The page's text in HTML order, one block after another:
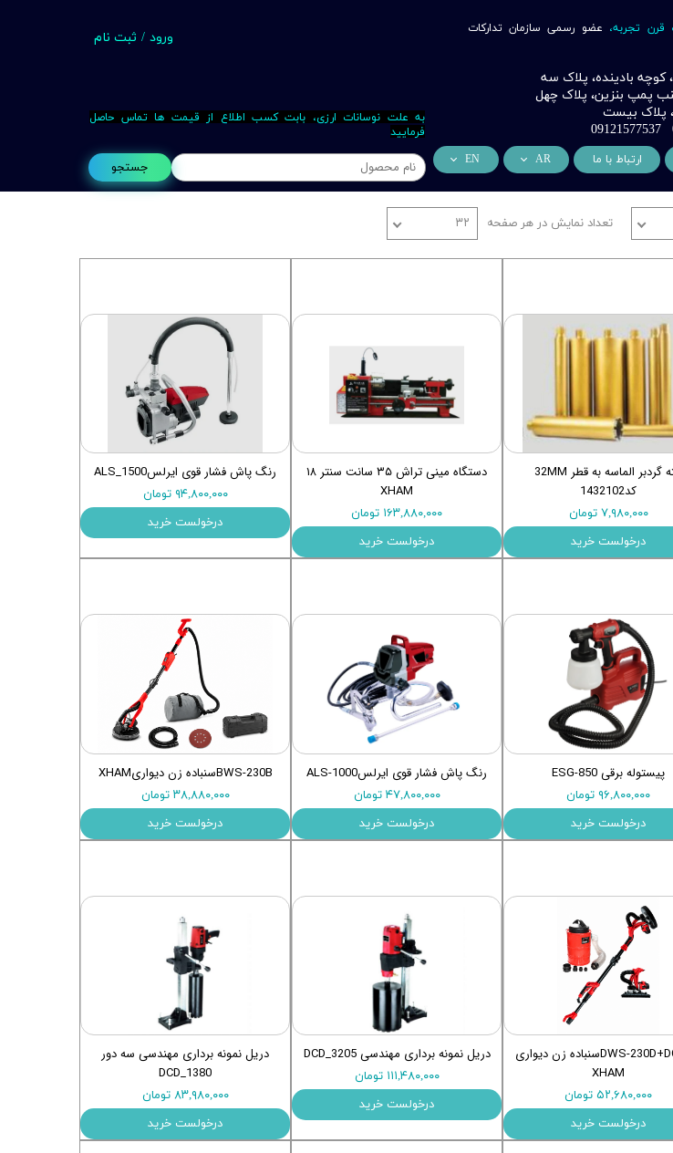
جستجو
کوچه بادینده، پلاک سه
پمپ بنزین، پلاک چهل
پلاک بیست
تجربه، عضو رسمی سازمان تدارکات
ورود / ثبت نام
خروج از حساب کاربری
ارتباط با ما AR
التعاون التجاري
EN
Business Cooperation
به علت نوسانات ارزی، بابت کسب اطلاع از قیمت ها تماس حاصل
فرمایید
تعداد نمایش در هر صفحه ۳۲
مته گردبر الماسه به قطر 32MM
کد1432102
۷,۹۸۰,۰۰۰ تومان
درخولست خرید
دستگاه مینی تراش ۳۵ سانت سنتر ۱۸
XHAM
۱۶۳,۸۸۰,۰۰۰ تومان
درخولست خرید
رنگ پاش فشار قوی ایرلسALS_1500
۹۴,۸۰۰,۰۰۰ تومان
درخولست خرید
پیستوله برقی ESG-850
۹۶,۸۰۰,۰۰۰ تومان
درخولست خرید
رنگ پاش فشار قوی ایرلسALS-1000
۴۷,۸۰۰,۰۰۰ تومان
درخولست خرید
BWS-230Bسنباده زن دیواریXHAM
۳۸,۸۸۰,۰۰۰ تومان
درخولست خرید
DWS-230D+DC-100سنباده زن دیواری
XHAM
۵۲,۶۸۰,۰۰۰ تومان
درخولست خرید
دریل نمونه برداری مهندسی DCD_3205
۱۱۱,۴۸۰,۰۰۰ تومان
درخولست خرید
دریل نمونه برداری مهندسی سه دور
DCD_1380
۸۳,۹۸۰,۰۰۰ تومان
درخولست خرید